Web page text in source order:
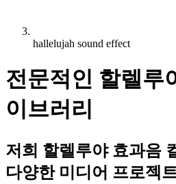
hallelujah sound effect
전문적인 할렐루
이브러리
저희 할렐루야 효과음
다양한 미디어 프로젝